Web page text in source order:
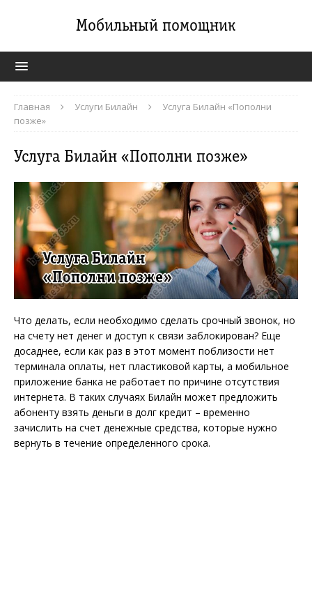
Мобильный помощник
Главная Услуги Билайн
Услуга Билайн «Пополни
позже»
Услуга Билайн «Пополни позже»
Что делать, если необходимо сделать срочный звонок, но
на счету нет денег и доступ к связи заблокирован? Еще
досаднее, если как раз в этот момент поблизости нет
терминала оплаты, нет пластиковой карты, а мобильное
приложение банка не работает по причине отсутствия
интернета. В таких случаях Билайн может предложить
абоненту взять деньги в долг кредит – временно
зачислить на счет денежные средства, которые нужно
вернуть в течение определенного срока.